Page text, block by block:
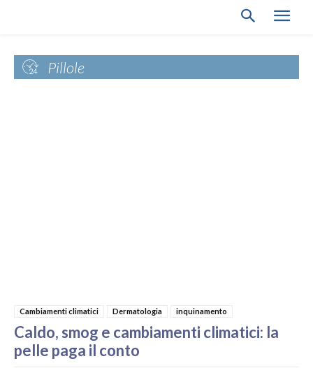
Pillole
Cambiamenti climatici Dermatologia inquinamento
Caldo, smog e cambiamenti climatici: la
pelle paga il conto